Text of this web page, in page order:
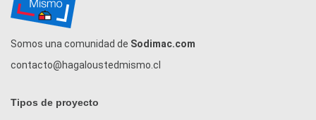
Somos una comunidad de Sodimac.com
contacto@hagaloustedmismo.cl
Tipos de proyecto